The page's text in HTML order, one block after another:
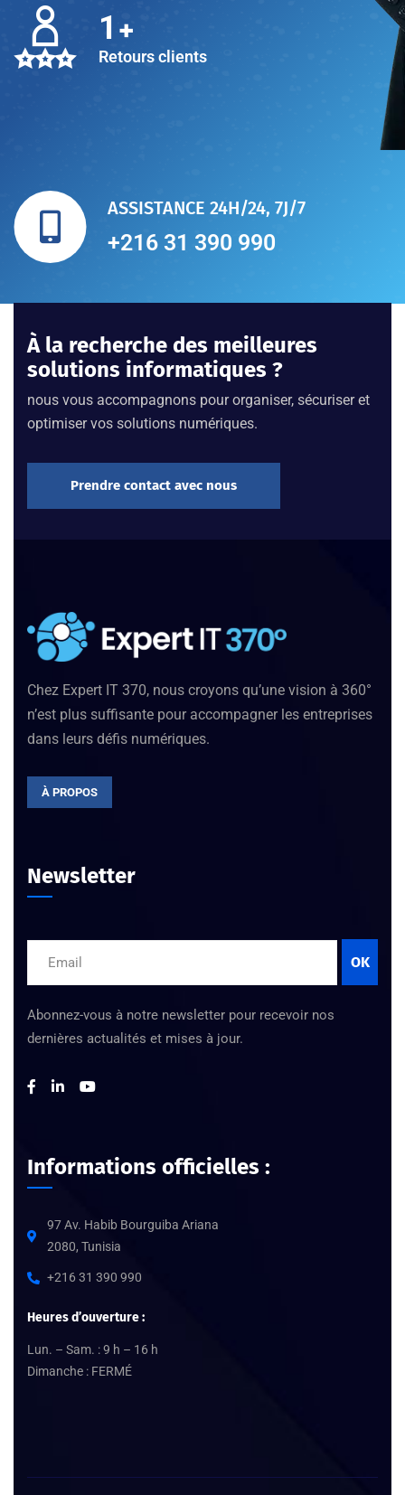
1 +
Retours clients
ASSISTANCE 24H/24, 7J/7
+216 31 390 990
À la recherche des meilleures
solutions informatiques ?
nous vous accompagnons pour organiser, sécuriser et
optimiser vos solutions numériques.
Prendre contact avec nous
Chez Expert IT 370, nous croyons qu’une vision à 360°
n’est plus suffisante pour accompagner les entreprises
dans leurs défis numériques.
À PROPOS
Newsletter
OK
Abonnez-vous à notre newsletter pour recevoir nos
dernières actualités et mises à jour.
Informations officielles :
97 Av. Habib Bourguiba Ariana
2080, Tunisia
+216 31 390 990
Heures d’ouverture :
Lun. – Sam. : 9 h – 16 h
Dimanche : FERMÉ